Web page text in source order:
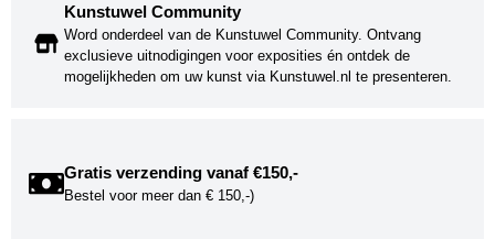
Kunstuwel Community
Word onderdeel van de Kunstuwel Community. Ontvang
exclusieve uitnodigingen voor exposities én ontdek de
mogelijkheden om uw kunst via Kunstuwel.nl te presenteren.
Gratis verzending vanaf €150,-
Bestel voor meer dan € 150,-)